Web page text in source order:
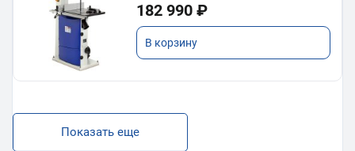
182 990 ₽
В корзину
Показать еще